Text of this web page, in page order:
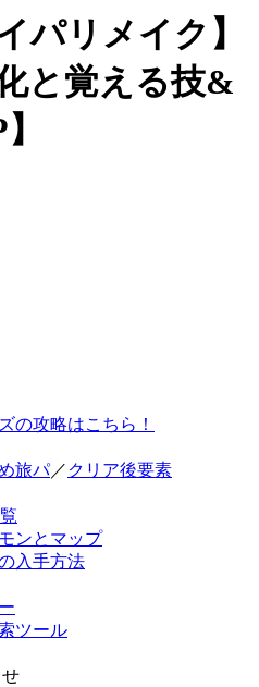
パリメイク】
と覚える技&
の攻略はこちら！
旅パ／ クリア後要素
ンとマップ
入手方法
ツール